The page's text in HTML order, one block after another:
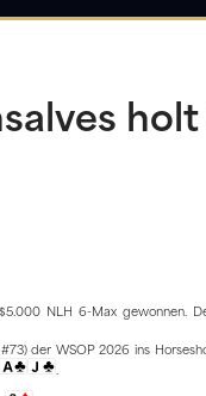
holt
NLH 6-Max gewonnen.
der WSOP 2026 ins
.